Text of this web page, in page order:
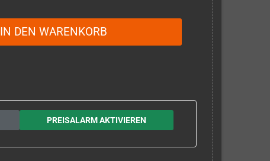
IN DEN WARENKORB
PREISALARM AKTIVIEREN